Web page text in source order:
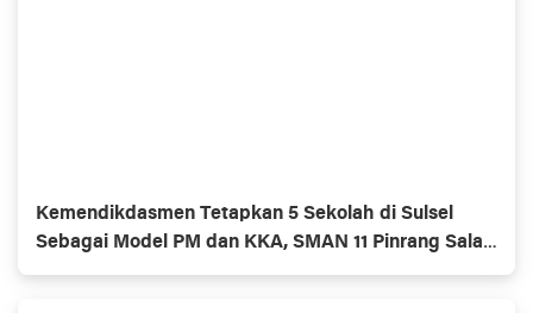
Kemendikdasmen Tetapkan 5 Sekolah di Sulsel
Sebagai Model PM dan KKA, SMAN 11 Pinrang Salah
Satunya